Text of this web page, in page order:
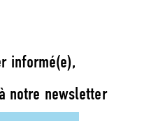
informé(e),
notre newsletter